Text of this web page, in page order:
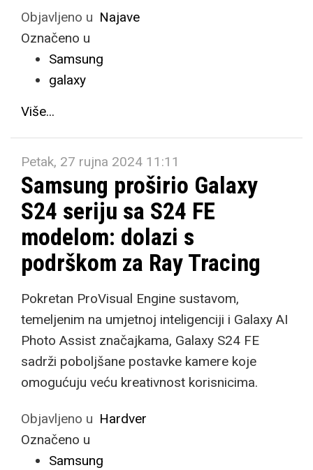
Objavljeno u Najave
Označeno u
Samsung
galaxy
Više...
Petak, 27 rujna 2024 11:11
Samsung proširio Galaxy
S24 seriju sa S24 FE
modelom: dolazi s
podrškom za Ray Tracing
Pokretan ProVisual Engine sustavom,
temeljenim na umjetnoj inteligenciji i Galaxy AI
Photo Assist značajkama, Galaxy S24 FE
sadrži poboljšane postavke kamere koje
omogućuju veću kreativnost korisnicima.
Objavljeno u Hardver
Označeno u
Samsung